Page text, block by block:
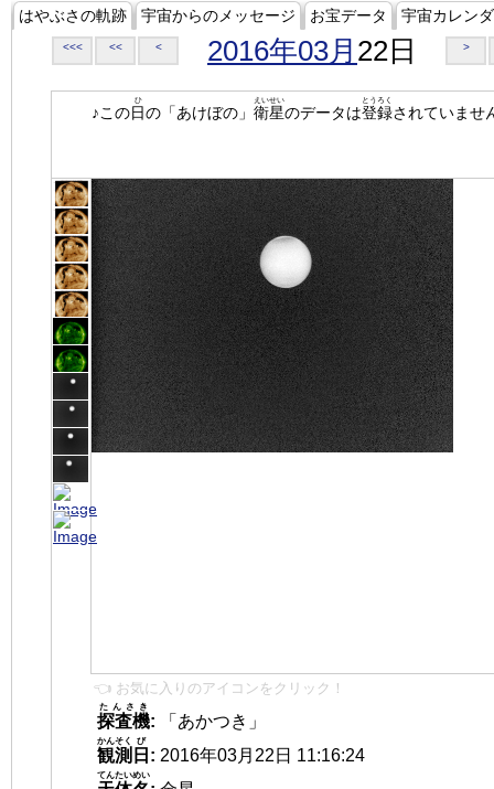
はやぶさの軌跡 宇宙からのメッセージ お宝データ 宇宙カレン
<<< << < 2016年03月 22日 >
♪この日
ひ
の「あけぼの」 衛星
えいせい
のデータは登録
とうろく
されていませ
👈 お気に入りのアイコンをクリック！
探査機
たんさき
:
「あかつき」
観測
かんそく
日
び
: 2016年03月22日 11:16:24
てんたいめい